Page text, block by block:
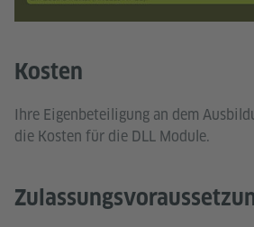
Kosten
Ihre Eigenbeteiligung an dem
die Kosten für die DLL Module.